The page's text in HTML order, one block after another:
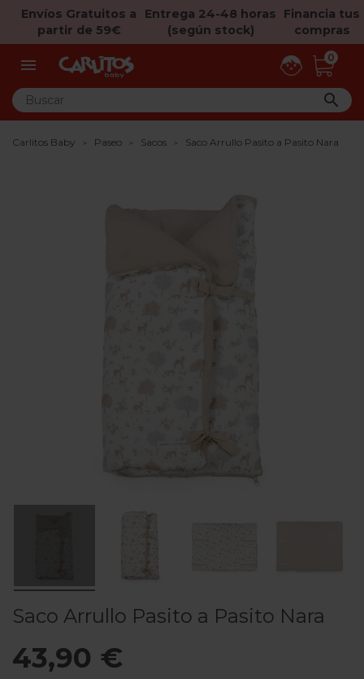
Envíos Gratuitos a
partir de 59€
Entrega 24-48 horas
(según stock)
Financia tus
compras
 0

Carlitos Baby Paseo Sacos Saco Arrullo Pasito a Pasito Nara
Saco Arrullo Pasito a Pasito Nara
43,90 €